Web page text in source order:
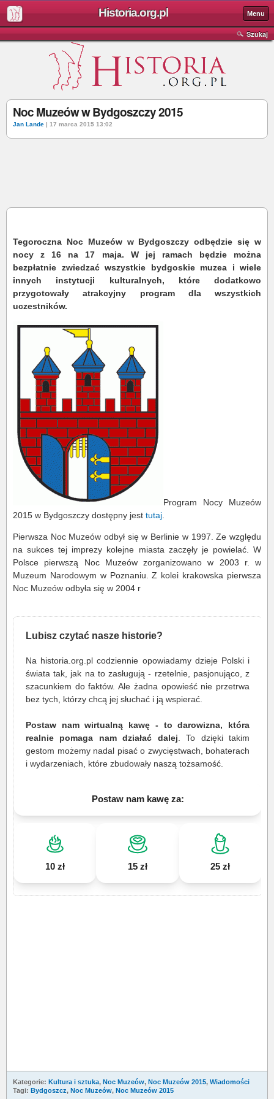
Historia.org.pl Menu
Szukaj
Noc Muzeów w Bydgoszczy 2015
Jan Lande | 17 marca 2015 13:02
Tegoroczna Noc Muzeów w Bydgoszczy odbędzie się w
nocy z 16 na 17 maja. W jej ramach będzie można
bezpłatnie zwiedzać wszystkie bydgoskie muzea i wiele
innych instytucji kulturalnych, które dodatkowo
przygotowały atrakcyjny program dla wszystkich
uczestników.
Program Nocy Muzeów
2015 w Bydgoszczy dostępny jest tutaj
Pierwsza Noc Muzeów odbył się w Berlinie w 1997. Ze względu
na sukces tej imprezy kolejne miasta zaczęły je powielać. W
Polsce pierwszą Noc Muzeów zorganizowano w 2003 r. w
Muzeum Narodowym w Poznaniu. Z kolei krakowska pierwsza
Noc Muzeów odbyła się w 2004 r
Lubisz czytać nasze historie?
Na historia.org.pl codziennie opowiadamy dzieje Polski i
świata tak, jak na to zasługują - rzetelnie, pasjonująco, z
szacunkiem do faktów. Ale żadna opowieść nie przetrwa
bez tych, którzy chcą jej słuchać i ją wspierać.
Postaw nam wirtualną kawę - to darowizna, która
realnie pomaga nam działać dalej . To dzięki takim
gestom możemy nadal pisać o zwycięstwach, bohaterach
i wydarzeniach, które zbudowały naszą tożsamość.
Postaw nam kawę za:
10 zł 15 zł 25 zł
Kategorie: Kultura i sztuka, Noc Muzeów, Noc Muzeów 2015, Wiadomości
Tagi: Bydgoszcz, Noc Muzeów, Noc Muzeów 2015